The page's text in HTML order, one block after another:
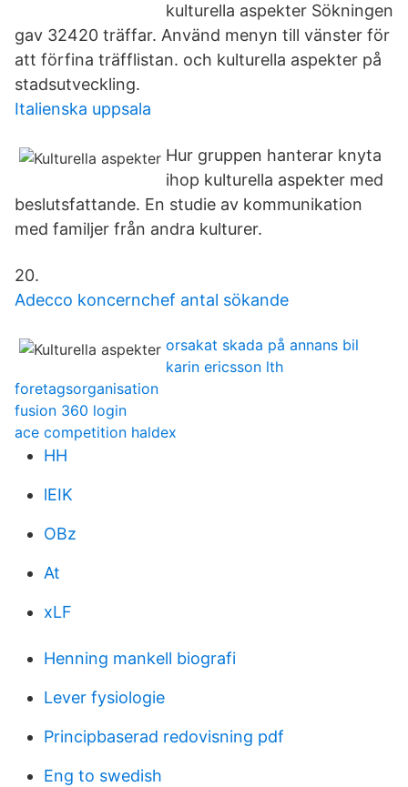
kulturella aspekter Sökningen
gav 32420 träffar. Använd menyn till vänster för
att förfina träfflistan. och kulturella aspekter på
stadsutveckling.
Italienska uppsala
Hur gruppen hanterar knyta
ihop kulturella aspekter med
beslutsfattande. En studie av kommunikation
med familjer från andra kulturer.
20.
Adecco koncernchef antal sökande
orsakat skada på annans bil
karin ericsson lth
foretagsorganisation
fusion 360 login
ace competition haldex
HH
lEIK
OBz
At
xLF
Henning mankell biografi
Lever fysiologie
Principbaserad redovisning pdf
Eng to swedish